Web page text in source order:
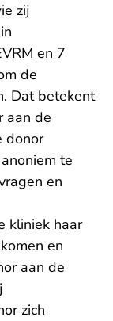
zij
en 7
de
Dat betekent
aan de
donor
te
en
kliniek haar
en
aan de
zich